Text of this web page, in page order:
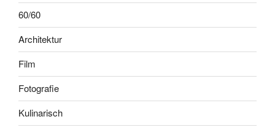
60/60
Architektur
Film
Fotografie
Kulinarisch